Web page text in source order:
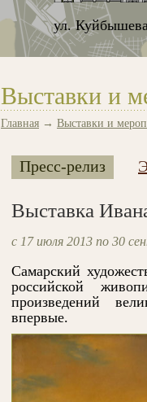
ул.
Выставки и
Главная → Выставки и
Пресс-релиз
Выставка
с 17 июля 2013 по 30
Самарский
российской
произведений
впервые.